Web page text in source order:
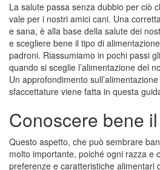
La salute passa senza dubbio per ciò
vale per i nostri amici cani. Una
e sana, è alla base della salute dei
e scegliere bene il tipo di
padroni. Riassumiamo in pochi passi
quando si sceglie l’alimentazione del
Un approfondimento
sfaccettature viene fatta in questa
Conoscere bene
Questo aspetto, che può sembrare
molto importante, poiché ogni razza e
preferenze e caratteristiche alimentari